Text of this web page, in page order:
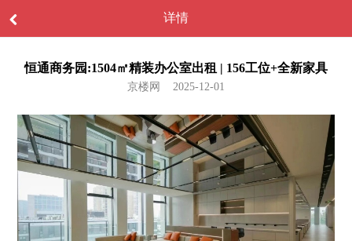
详情
恒通商务园:1504㎡精装办公室出租 | 156工位+全新家具
京楼网 2025-12-01